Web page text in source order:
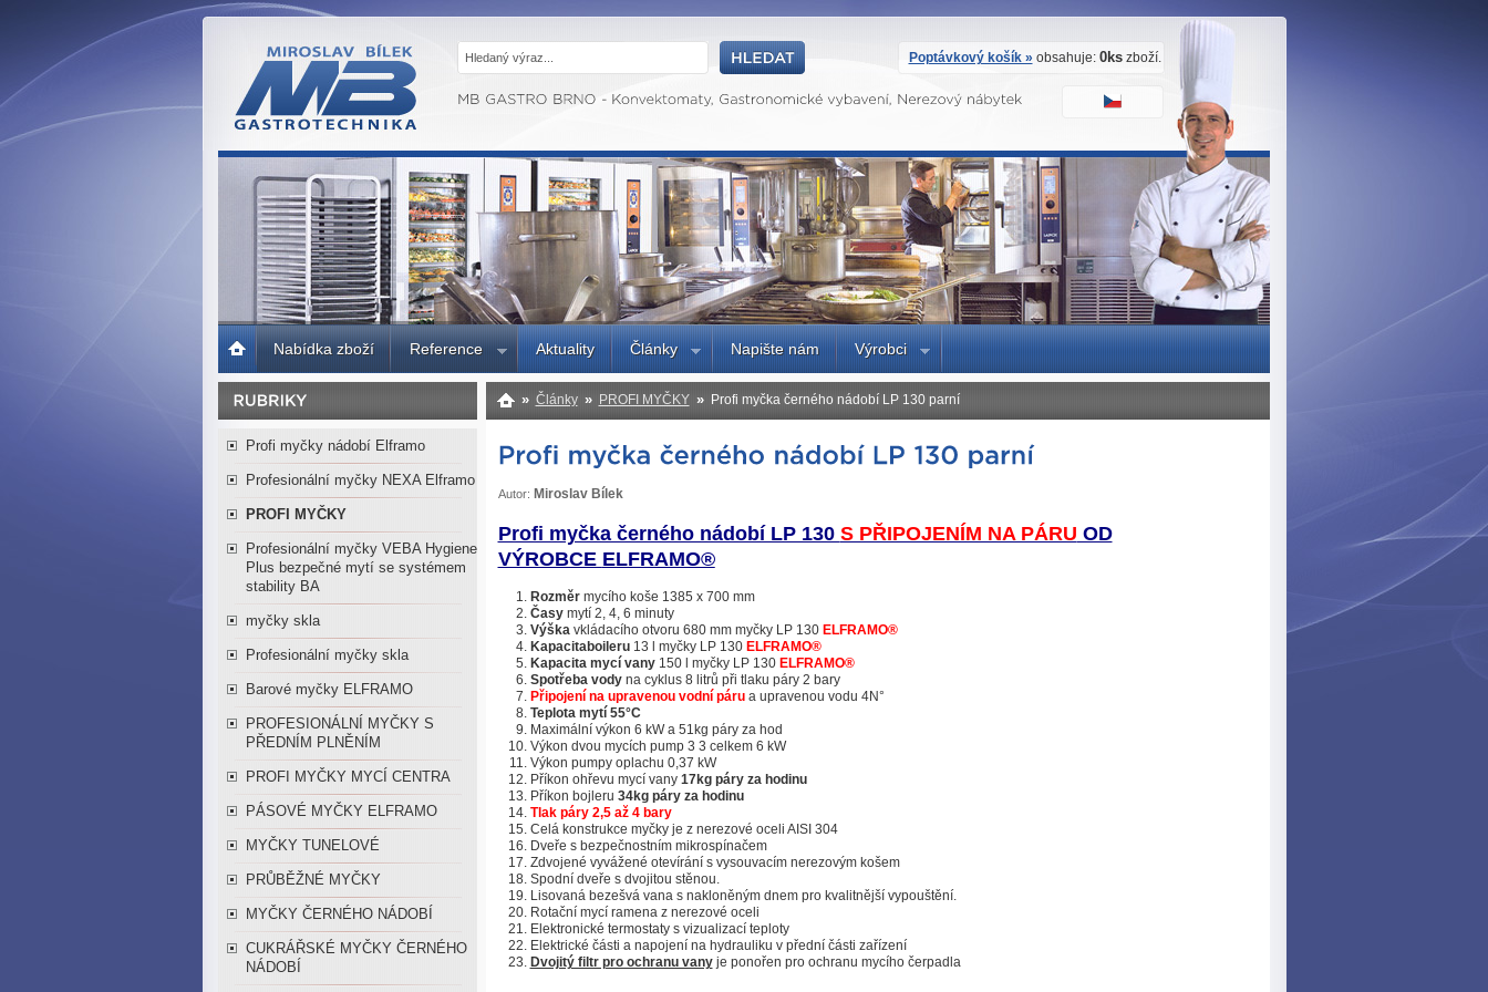
MB GASTRO
BRNO -
Gastrotechnika,
profesionální
kuchyně
Poptávkový košík » obsahuje: 0kszboží.
strana
Nabídka zboží Reference Aktuality Články Napište nám Výrobci
Profi myčky nádobí Elframo
Profesionální myčky NEXA Elframo
PROFI MYČKY
Profesionální myčky VEBA Hygiene
Plus bezpečné mytí se systémem
stability BA
myčky skla
Profesionální myčky skla
Barové myčky ELFRAMO
PROFESIONÁLNÍ MYČKY S
PŘEDNÍM PLNĚNÍM
PROFI MYČKY MYCÍ CENTRA
PÁSOVÉ MYČKY ELFRAMO
MYČKY TUNELOVÉ
PRŮBĚŽNÉ MYČKY
MYČKY ČERNÉHO NÁDOBÍ
CUKRÁŘSKÉ MYČKY ČERNÉHO
NÁDOBÍ
» Články » PROFI MYČKY » Profi myčka černého nádobí LP 130 parní
Autor: Miroslav Bílek
Profi myčka černého nádobí LP 130 S PŘIPOJENÍM NA PÁRU OD
VÝROBCE ELFRAMO®
Rozměrmycího koše 1385 x 700 mm
Časymytí 2, 4, 6 minuty
Výškavkládacího otvoru 680 mm myčky LP 130 ELFRAMO®
Kapacitaboileru13 l myčky LP 130 ELFRAMO®
Kapacita mycí vany150 l myčky LP 130 ELFRAMO®
Spotřeba vodyna cyklus 8 litrů při tlaku páry 2 bary
Připojení na upravenou vodní párua upravenou vodu 4N°
Teplota mytí 55°C
Maximální výkon 6 kW a 51kg páry za hod
Výkon dvou mycích pump 3 3 celkem 6 kW
Výkon pumpy oplachu 0,37 kW
Příkon ohřevu mycí vany 17kg páry za hodinu
Příkon bojleru 34kg páry za hodinu
Tlak páry 2,5 až 4 bary
Celá konstrukce myčky je z nerezové oceli AISI 304
Dveře s bezpečnostním mikrospínačem
Zdvojené vyvážené otevírání s vysouvacím nerezovým košem
Spodní dveře s dvojitou stěnou.
Lisovaná bezešvá vana s nakloněným dnem pro kvalitnější vypouštění.
Rotační mycí ramena z nerezové oceli
Elektronické termostaty s vizualizací teploty
Elektrické části a napojení na hydrauliku v přední části zařízení
Dvojitý filtr pro ochranu vanyje ponořen pro ochranu mycího čerpadla